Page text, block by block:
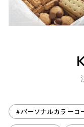
#パーソナルカラーコ